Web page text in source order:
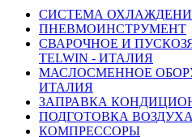
СИСТЕМА
ПНЕВМОИНСТРУМЕНТ
СВАРОЧНОЕ И
TELWIN - ИТАЛИЯ
МАСЛОСМЕННОЕ
ИТАЛИЯ
ЗАПРАВКА
ПОДГОТОВКА ВОЗДУХА
КОМПРЕССОРЫ